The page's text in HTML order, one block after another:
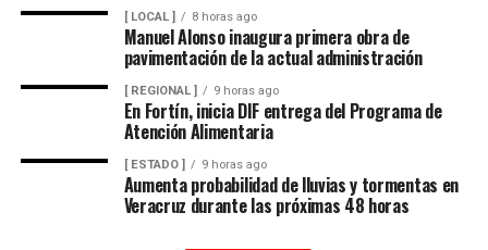
[ LOCAL ] 8 horas ago
Manuel Alonso inaugura primera obra de
pavimentación de la actual administración
[ REGIONAL ] 9 horas ago
En Fortín, inicia DIF entrega del Programa de
Atención Alimentaria
[ ESTADO ] 9 horas ago
Aumenta probabilidad de lluvias y tormentas en
Veracruz durante las próximas 48 horas